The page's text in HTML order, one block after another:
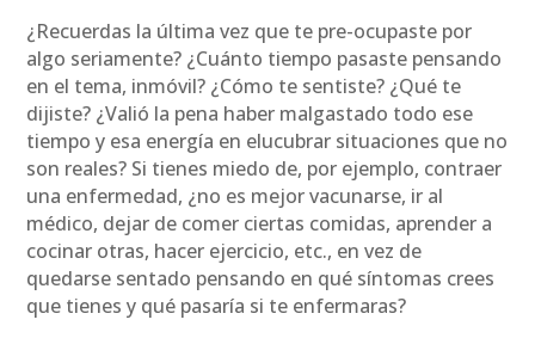
¿Recuerdas la última vez que te pre-ocupaste por
algo seriamente? ¿Cuánto tiempo pasaste pensando
en el tema, inmóvil? ¿Cómo te sentiste? ¿Qué te
dijiste? ¿Valió la pena haber malgastado todo ese
tiempo y esa energía en elucubrar situaciones que no
son reales? Si tienes miedo de, por ejemplo, contraer
una enfermedad, ¿no es mejor vacunarse, ir al
médico, dejar de comer ciertas comidas, aprender a
cocinar otras, hacer ejercicio, etc., en vez de
quedarse sentado pensando en qué síntomas crees
que tienes y qué pasaría si te enfermaras?